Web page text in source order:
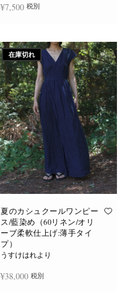
ジ
か
ら
選
択
で
き
ま
す
¥7,500 税別
の
商
品
に
複
数
の
ョ
ン
が
あ
り
ま
オ
プ
シ
ョ
在庫切れ
夏のカシュクールワンピー
ス/藍染め（60リネン/オリ
ーブ柔軟仕上げ:薄手タイ
プ）
うすけはれより
¥38,000 税別